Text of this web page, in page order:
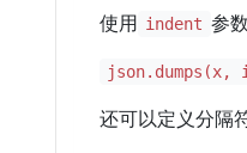
使用 indent 参
json.dumps(x,
还可以定义分隔